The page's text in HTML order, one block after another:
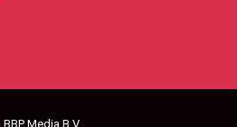
Media B.V.